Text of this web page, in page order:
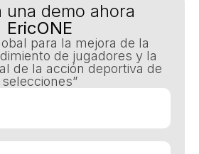
una demo ahora
EricONE
para la mejora de la
de jugadores y la
de la acción deportiva de
selecciones”